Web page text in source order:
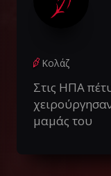
Κολάζ
Στις ΗΠΑ
μαμάς του